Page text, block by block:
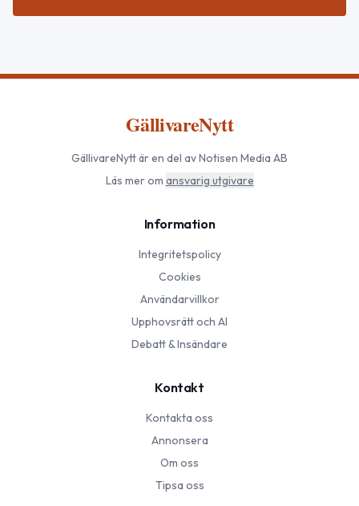
GällivareNytt
GällivareNyttär en del av Notisen Media AB
Läs mer om ansvarig utgivare
Information
Integritetspolicy
Cookies
Användarvillkor
Upphovsrätt och AI
Debatt & Insändare
Kontakt
Kontakta oss
Annonsera
Om oss
Tipsa oss